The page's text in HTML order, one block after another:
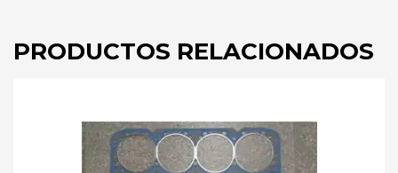
PRODUCTOS RELACIONADOS